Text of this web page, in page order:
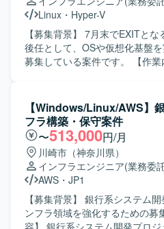
ク設計をご担当いただきます。
仮想基盤の設計構築を行ってい
DirectoryやAzure ADなどの認
ます。 DNS/DHCP/ファイルサ
に携わっていただきます。 フ
捗管理などのマネジメント業務
内SEチームのメンバー管理およ
きます。 【求める人物像】 インフラ全般に幅広く携わるこ
とに意欲があり、サーバやネッ
計・構築まで主体的に推進いた
す。 ベンダーや業務部門とのコ
行い、状況に応じて柔軟に調整
します。 社内関係者と協力し
用と継続的な改善に取り組んで
ります。 【ポジションの魅力】 サーバ、ネットワーク、仮
Linux ・ Hyper-V
【募集背景】 7月末でEXITと
後任として、OSや仮想化基盤
募集している案件です。 【作業内容】 OS(WindowsServer
ジェクトにおけるサーバ構築
ンバーや関係者とのコミュニケ
ます。 AD、Zabbix、バックア
ットワーク、運用スクリプト対
場合があります。 【求める人物像】 中〜大規模なインフラ
構築プロジェクトに主体的に取
関係者と円滑にコミュニケーシ
ます。 【ポジションの魅力】 中〜大規模インフラ構築プロ
ジェクトに参画し、OSや仮想
わることで、インフラエンジニ
【Windows/Linux/AWS】
フラ構築・保守案件
〜513,000円/月
川崎市（神奈川県）
インフラエンジニア(業務委
AWS ・ JP1
【募集背景】 銀行系システム
ンフラ領域を強化するための募集にな
容】 銀行系システム開発プロ